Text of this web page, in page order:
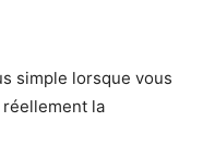
simple lorsque vous
la